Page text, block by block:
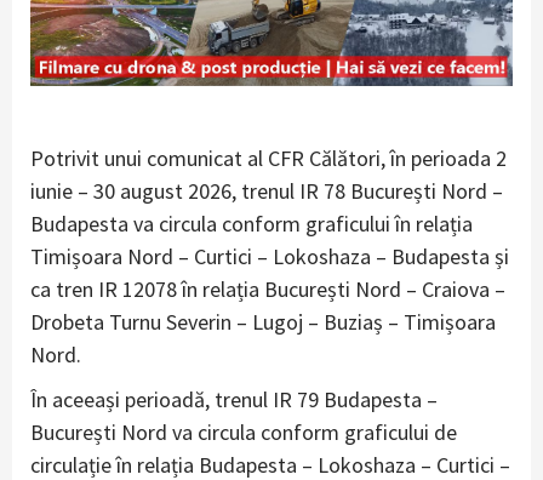
Potrivit unui comunicat al CFR Călători, în perioada 2
iunie – 30 august 2026, trenul IR 78 București Nord –
Budapesta va circula conform graficului în relația
Timișoara Nord – Curtici – Lokoshaza – Budapesta și
ca tren IR 12078 în relația București Nord – Craiova –
Drobeta Turnu Severin – Lugoj – Buziaș – Timișoara
Nord.
În aceeași perioadă, trenul IR 79 Budapesta –
București Nord va circula conform graficului de
circulație în relația Budapesta – Lokoshaza – Curtici –